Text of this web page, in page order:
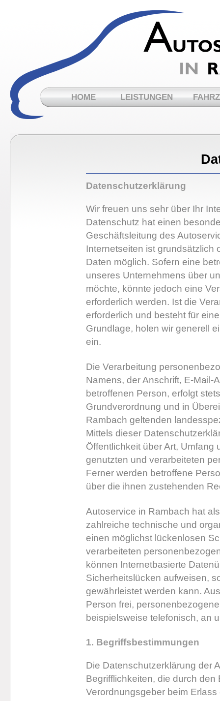
HOME LEISTUNGEN
Datenschutzerklärung
Wir freuen uns sehr über Ihr
Datenschutz hat einen
Geschäftsleitung des
Internetseiten ist grundsätzlich
Daten möglich. Sofern eine
unseres Unternehmens über
möchte, könnte jedoch eine
erforderlich werden. Ist die
erforderlich und besteht für
Grundlage, holen wir generell
ein.
Die Verarbeitung
Namens, der Anschrift, E-Mail-
betroffenen Person, erfolgt
Grundverordnung und in
Rambach geltenden
Mittels dieser
Öffentlichkeit über Art,
genutzten und verarbeiteten
Ferner werden betroffene
über die ihnen zustehenden
Autoservice in Rambach hat
zahlreiche technische und
einen möglichst lückenlosen
verarbeiteten
können Internetbasierte
Sicherheitslücken aufweisen,
gewährleistet werden kann.
Person frei,
beispielsweise telefonisch, an
1. Begriffsbestimmungen
Die Datenschutzerklärung der
Begrifflichkeiten, die durch
Verordnungsgeber beim